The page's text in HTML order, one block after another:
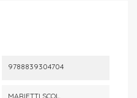
9788839304704
MARIETTI SCOL.